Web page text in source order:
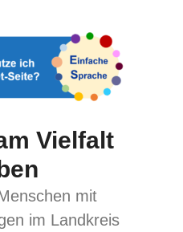
Vielfalt
mit
im Landkreis